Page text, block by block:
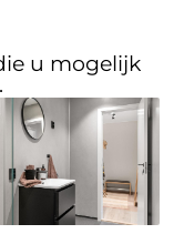
u mogelijk